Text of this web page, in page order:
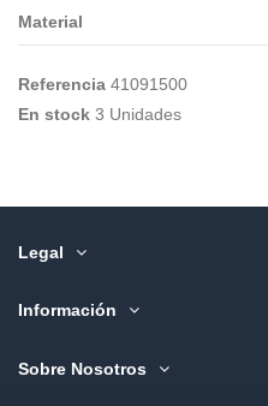
Material
Referencia 41091500
En stock 3 Unidades
Legal
Información
Sobre Nosotros